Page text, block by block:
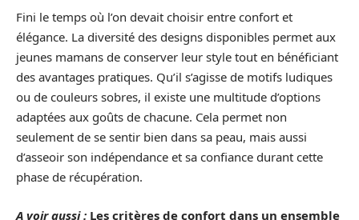
Fini le temps où l’on devait choisir entre confort et
élégance. La diversité des designs disponibles permet aux
jeunes mamans de conserver leur style tout en bénéficiant
des avantages pratiques. Qu’il s’agisse de motifs ludiques
ou de couleurs sobres, il existe une multitude d’options
adaptées aux goûts de chacune. Cela permet non
seulement de se sentir bien dans sa peau, mais aussi
d’asseoir son indépendance et sa confiance durant cette
phase de récupération.
A voir aussi : Les critères de confort dans un ensemble